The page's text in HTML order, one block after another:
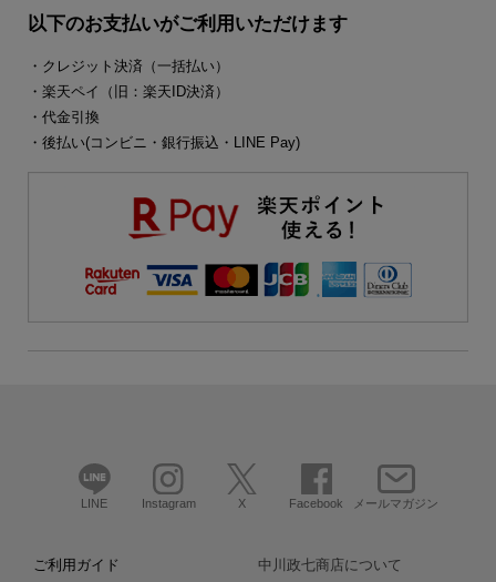
以下のお支払いがご利用いただけます
・クレジット決済（一括払い）
・楽天ペイ（旧：楽天ID決済）
・代金引換
・後払い(コンビニ・銀行振込・LINE Pay)
LINE Instagram X Facebook メールマガジン
ご利用ガイド 中川政七商店について